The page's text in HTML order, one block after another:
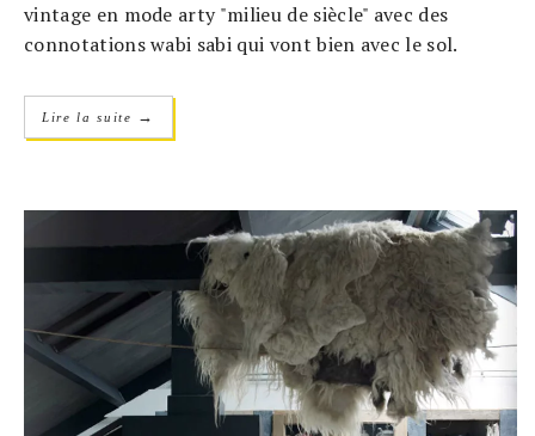
vintage en mode arty "milieu de siècle" avec des
connotations wabi sabi qui vont bien avec le sol.
Lire la suite →